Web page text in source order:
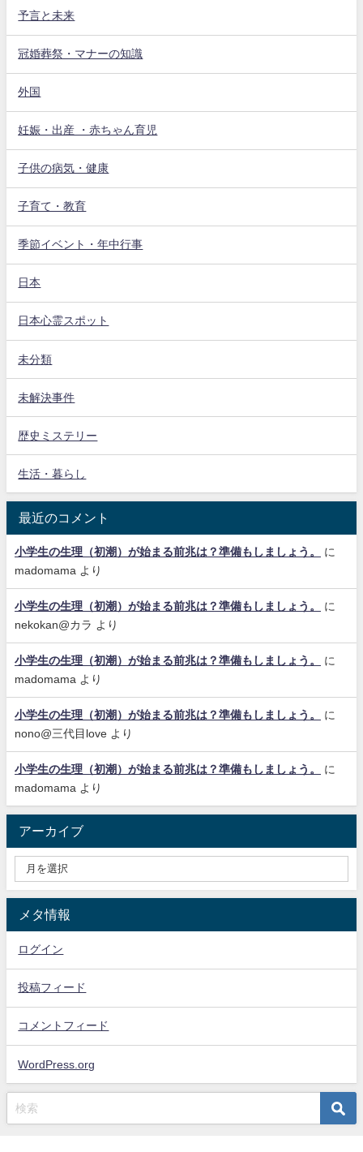
予言と未来
冠婚葬祭・マナーの知識
外国
妊娠・出産 ・赤ちゃん育児
子供の病気・健康
子育て・教育
季節イベント・年中行事
日本
日本心霊スポット
未分類
未解決事件
歴史ミステリー
生活・暮らし
最近のコメント
小学生の生理（初潮）が始まる前兆は？準備もしましょう。
に
madomama より
小学生の生理（初潮）が始まる前兆は？準備もしましょう。
に
nekokan@カラ より
小学生の生理（初潮）が始まる前兆は？準備もしましょう。
に
madomama より
小学生の生理（初潮）が始まる前兆は？準備もしましょう。
に
nono@三代目love より
小学生の生理（初潮）が始まる前兆は？準備もしましょう。
に
madomama より
アーカイブ
メタ情報
ログイン
投稿フィード
コメントフィード
WordPress.org